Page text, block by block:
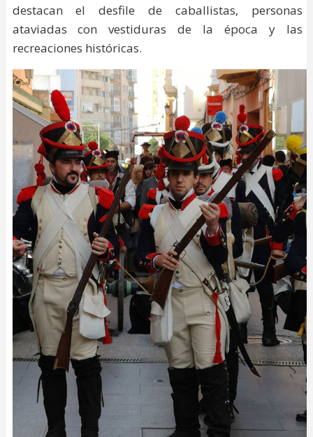
destacan el desfile de caballistas, personas
ataviadas con vestiduras de la época y las
recreaciones históricas.